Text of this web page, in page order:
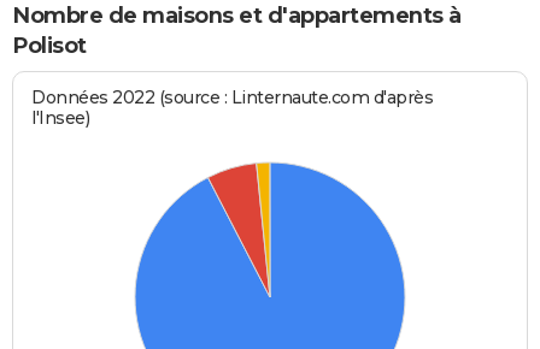
Nombre de maisons et d'appartements à
Polisot
Données 2022 (source : Linternaute.com d'après
l'Insee)